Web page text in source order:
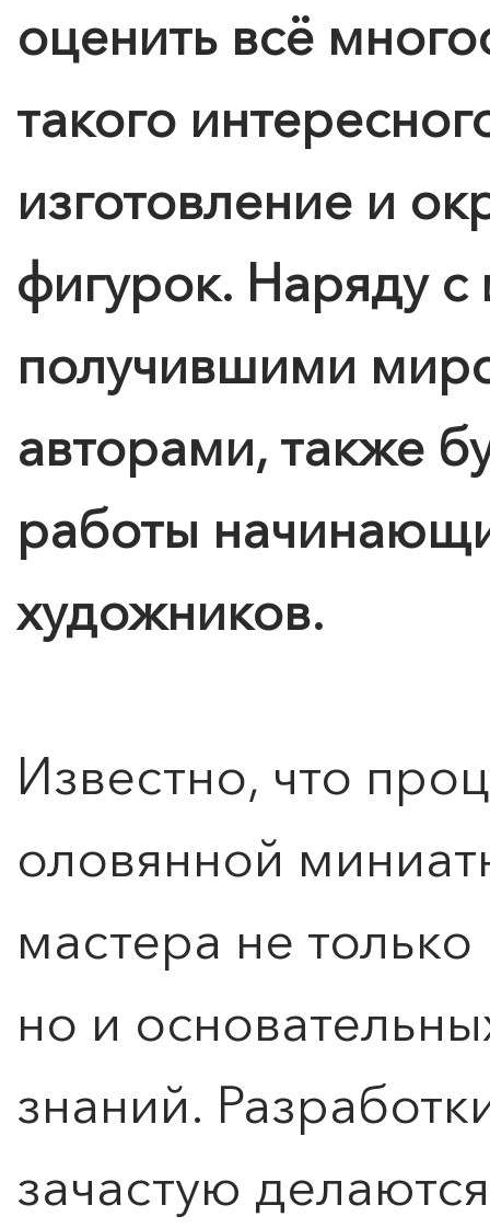
оценить всё
такого
изготовление и
фигурок. Наряду с
получившими
авторами, также
работы
художников.
Известно, что
оловянной
мастера не
но и
знаний.
зачастую